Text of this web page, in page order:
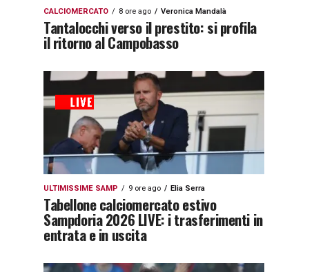
CALCIOMERCATO 8 ore ago Veronica Mandalà
Tantalocchi verso il prestito: si profila
il ritorno al Campobasso
ULTIMISSIME SAMP 9 ore ago Elia Serra
Tabellone calciomercato estivo
Sampdoria 2026 LIVE: i trasferimenti in
entrata e in uscita